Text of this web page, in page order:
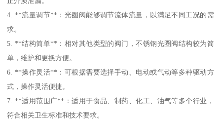
4. **流量调节**：光圈阀能够调节流体流量，以满足不同工况的需
求。
5. **结构简单**：相对其他类型的阀门，不锈钢光圈阀结构较为简
单，维护和更换方便。
6. **操作灵活**：可根据需要选择手动、电动或气动等多种驱动方
式，操作灵活便捷。
7. **适用范围广**：适用于食品、制药、化工、油气等多个行业，
符合相关卫生标准和技术要求。